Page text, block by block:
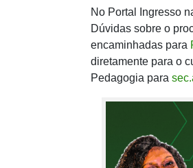
No Portal Ingresso
Dúvidas sobre o
encaminhadas para
diretamente para o
Pedagogia para